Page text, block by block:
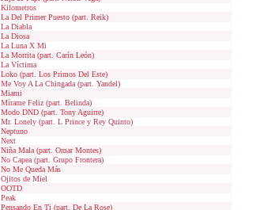
Kilometros
La Del Primer Puesto (part. Reik)
La Diabla
La Diosa
La Luna X Mi
La Morrita (part. Carín León)
La Víctima
Loko (part. Los Primos Del Este)
Me Voy A La Chingada (part. Yandel)
Miami
Mírame Feliz (part. Belinda)
Modo DND (part. Tony Aguirre)
Mr. Lonely (part. L Prince y Rey Quinto)
Neptuno
Next
Niña Mala (part. Omar Montes)
No Capea (part. Grupo Frontera)
No Me Queda Más
Ojitos de Miel
OOTD
Peak
Pensando En Ti (part. De La Rose)